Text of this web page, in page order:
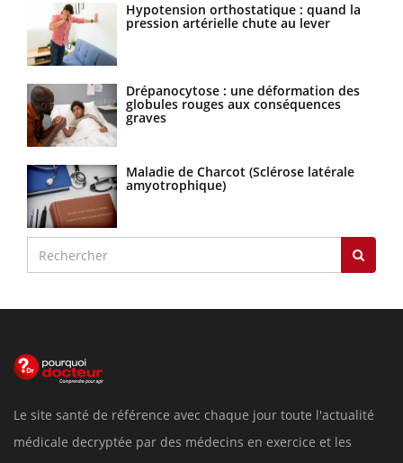
Hypotension orthostatique : quand la
pression artérielle chute au lever
Drépanocytose : une déformation des
globules rouges aux conséquences
graves
Maladie de Charcot (Sclérose latérale
amyotrophique)
Le site santé de référence avec chaque jour toute l'actualité
médicale decryptée par des médecins en exercice et les